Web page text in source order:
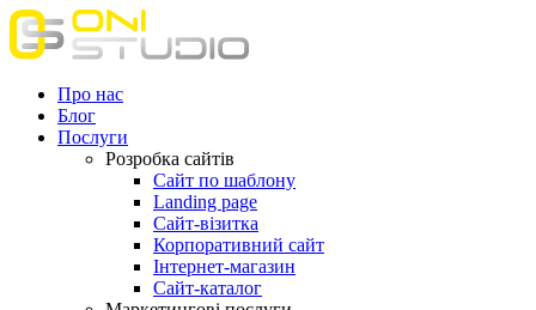
Про нас
Блог
Послуги
Розробка сайтів
Сайт по шаблону
Landing page
Сайт-візитка
Корпоративний сайт
Інтернет-магазин
Сайт-каталог